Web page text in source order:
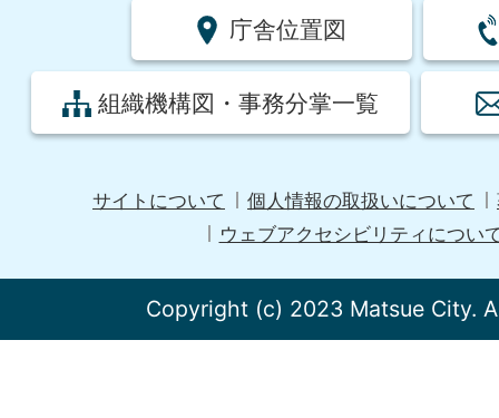
庁舎位置図
組織機構図・事務分掌一覧
サイトについて 個人情報の取扱いについて
ウェブアクセシビリティについ
Copyright (c) 2023 Matsue City.